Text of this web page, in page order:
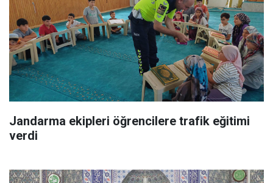
Jandarma ekipleri öğrencilere trafik eğitimi
verdi